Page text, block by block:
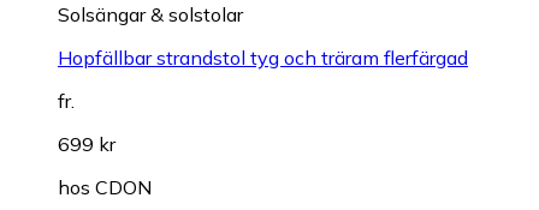
Solsängar & solstolar
Hopfällbar strandstol tyg och träram flerfärgad
fr.
699 kr
hos CDON